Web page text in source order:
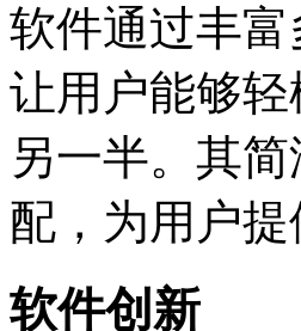
软件通过丰
让用户能够
另一半。其
配，为用户
软件创新